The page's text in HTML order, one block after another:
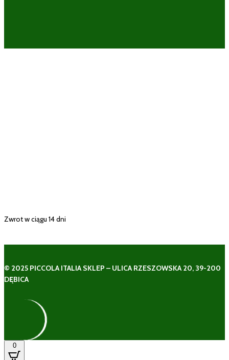
Zwrot w ciągu 14 dni
© 2025 PICCOLA ITALIA SKLEP – ULICA RZESZOWSKA 20, 39-200
DĘBICA
0